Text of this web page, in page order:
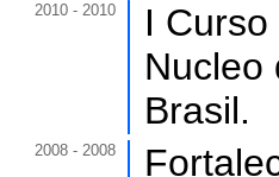
2010 - 2010
I
Nucleo
Brasil.
2008 - 2008